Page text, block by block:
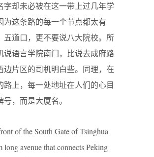
字却未必被在这一带上过几年学
为这条路的每一个节点都太有
五道口，更不要说八大院校。所
说语言学院南门，比说去成府路
边片区的司机明白些。同理，在
路上，每一处地址在人们的心目
，而是大厦名。
of the South Gate of Tsinghua
long avenue that connects Peking